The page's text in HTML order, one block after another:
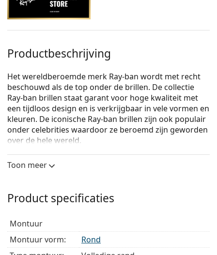
Productbeschrijving
Het wereldberoemde merk Ray-ban wordt met recht
beschouwd als de top onder de brillen. De collectie
Ray-ban brillen staat garant voor hoge kwaliteit met
een tijdloos design en is verkrijgbaar in vele vormen en
kleuren. De iconische Ray-ban brillen zijn ook populair
onder celebrities waardoor ze beroemd zijn geworden
over de hele wereld.
Ray-Ban 0RX7140 8124zijn dames brillen.
Brilmontuur
een warme huidskleur en zwart, donkerbruin en
donkerblond haar.
Ronde brillen zijn een perfecte keuze voor mensen
Toon meer
Product specificaties
montuur
Montuur vorm:
Rond